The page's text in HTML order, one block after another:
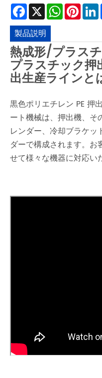
Facebook
X
製品説明
熱成形/プラス
プラスチック押
出生産ラインと
黒色ポリエチレン PE 押
ート機械は、押出機、
レンダー、冷却ブラケ
ダーで構成されます。
せて様々な機器に対応い